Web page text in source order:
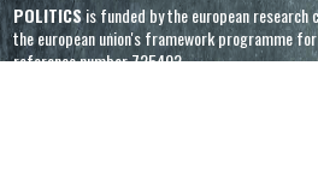
POLITICSis funded by the european research
the european union's framework programme
reference number 725402.